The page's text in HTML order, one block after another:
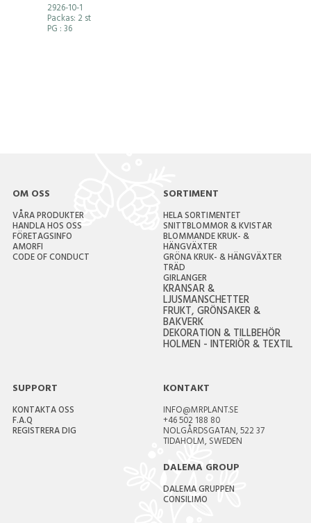
2926-10-1
Packas: 2 st
PG : 36
OM OSS
VÅRA PRODUKTER
HANDLA HOS OSS
FÖRETAGSINFO
AMORFI
CODE OF CONDUCT
SORTIMENT
HELA SORTIMENTET
SNITTBLOMMOR & KVISTAR
BLOMMANDE KRUK- &
HÄNGVÄXTER
GRÖNA KRUK- & HÄNGVÄXTER
TRÄD
GIRLANGER
KRANSAR &
LJUSMANSCHETTER
FRUKT, GRÖNSAKER &
BAKVERK
DEKORATION & TILLBEHÖR
HOLMEN - INTERIÖR & TEXTIL
SUPPORT
KONTAKTA OSS
F.A.Q
REGISTRERA DIG
KONTAKT
INFO@MRPLANT.SE
+46 502 188 80
NOLGÅRDSGATAN, 522 37
TIDAHOLM, SWEDEN
DALEMA GROUP
DALEMA GRUPPEN
CONSILIMO